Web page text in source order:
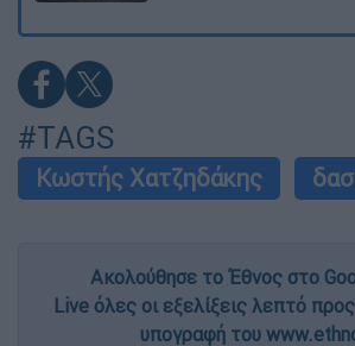
#TAGS
Κωστής Χατζηδάκης
Ακολούθησε το Έθνος στο
Live όλες οι εξελίξεις λεπτό
υπογραφή του